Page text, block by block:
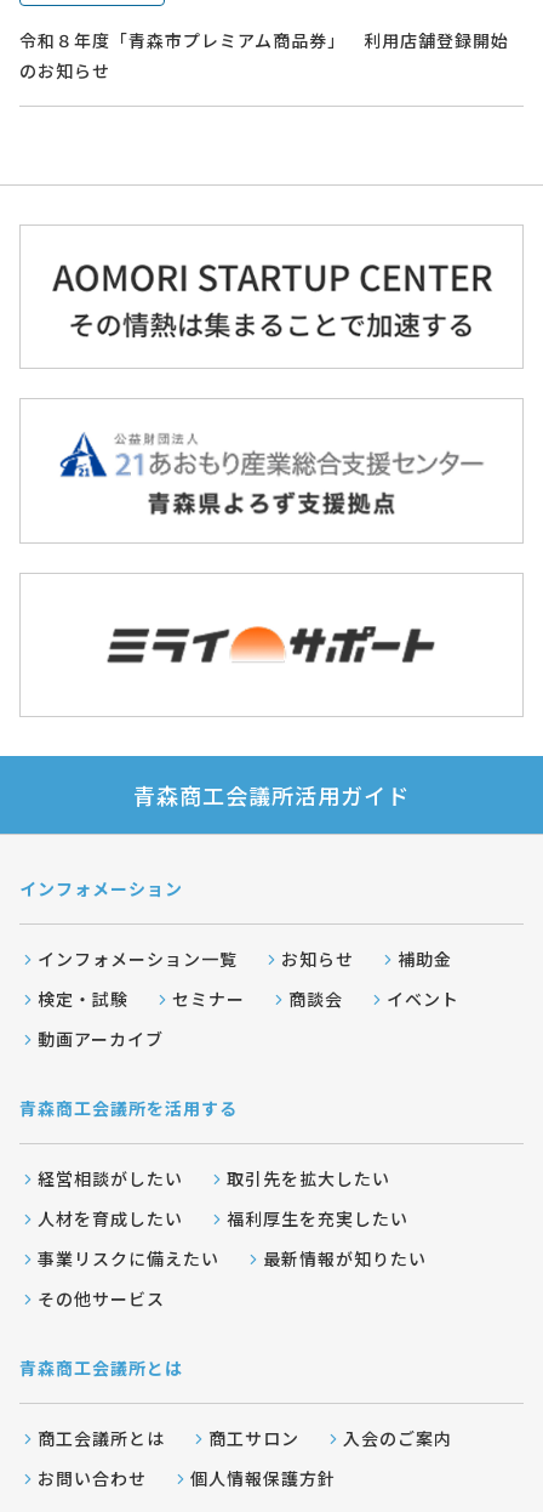
令和８年度「青森市プレミアム商品券」 利用店舗登録開始
のお知らせ
青森商工会議所活用ガイド
インフォメーション
インフォメーション一覧 お知らせ
補助金
検定・試験
セミナー 商談会
イベント
動画アーカイブ
青森商工会議所を活用する
経営相談がしたい
取引先を拡大したい
人材を育成したい
福利厚生を充実したい
事業リスクに備えたい
最新情報が知りたい
その他サービス
青森商工会議所とは
商工会議所とは 商工サロン
入会のご案内
お問い合わせ
個人情報保護方針